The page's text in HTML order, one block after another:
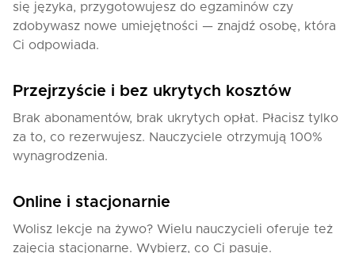
się języka, przygotowujesz do egzaminów czy
zdobywasz nowe umiejętności — znajdź osobę, która
Ci odpowiada.
Przejrzyście i bez ukrytych kosztów
Brak abonamentów, brak ukrytych opłat. Płacisz tylko
za to, co rezerwujesz. Nauczyciele otrzymują 100%
wynagrodzenia.
Online i stacjonarnie
Wolisz lekcje na żywo? Wielu nauczycieli oferuje też
zajęcia stacjonarne. Wybierz, co Ci pasuje.